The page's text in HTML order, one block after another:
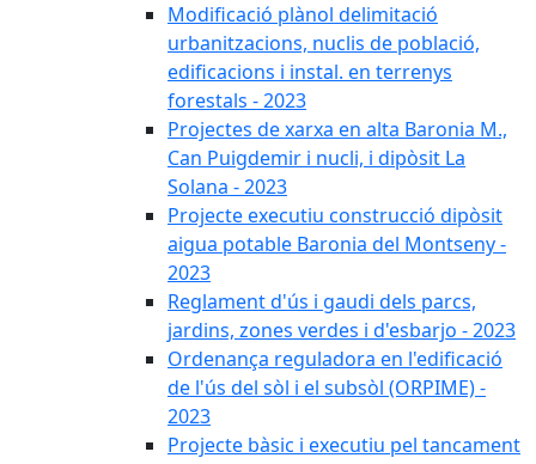
Modificació plànol delimitació
urbanitzacions, nuclis de població,
edificacions i instal. en terrenys
forestals - 2023
Projectes de xarxa en alta Baronia M.,
Can Puigdemir i nucli, i dipòsit La
Solana - 2023
Projecte executiu construcció dipòsit
aigua potable Baronia del Montseny -
2023
Reglament d'ús i gaudi dels parcs,
jardins, zones verdes i d'esbarjo - 2023
Ordenança reguladora en l'edificació
de l'ús del sòl i el subsòl (ORPIME) -
2023
Projecte bàsic i executiu pel tancament